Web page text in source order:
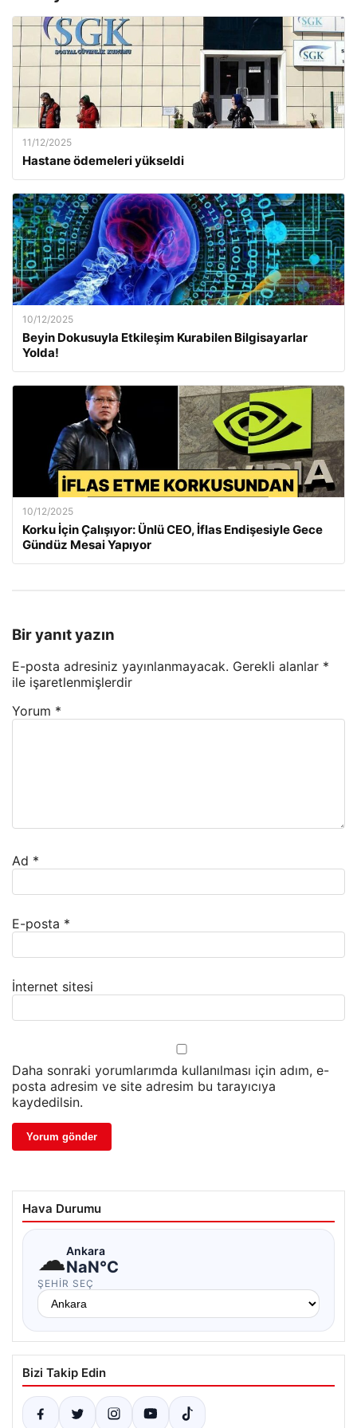
11/12/2025
Hastane ödemeleri yükseldi
10/12/2025
Beyin Dokusuyla Etkileşim Kurabilen Bilgisayarlar
Yolda!
10/12/2025
Korku İçin Çalışıyor: Ünlü CEO, İflas Endişesiyle Gece
Gündüz Mesai Yapıyor
Bir yanıt yazın
E-posta adresiniz yayınlanmayacak. Gerekli alanlar *
ile işaretlenmişlerdir
Yorum *
Ad *
E-posta *
İnternet sitesi
Daha sonraki yorumlarımda kullanılması için adım, e-
posta adresim ve site adresim bu tarayıcıya
kaydedilsin.
Hava Durumu
☁Ankara
NaN°C
ŞEHIR SEÇ
Bizi Takip Edin